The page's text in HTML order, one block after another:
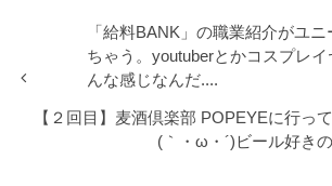
「給料BANK」の職業紹介がユ
ちゃう。youtuberとかコスプレイ
んな感じなんだ....
【２回目】麦酒倶楽部 POPEYEに行っ
(｀・ω・´)ビール好き